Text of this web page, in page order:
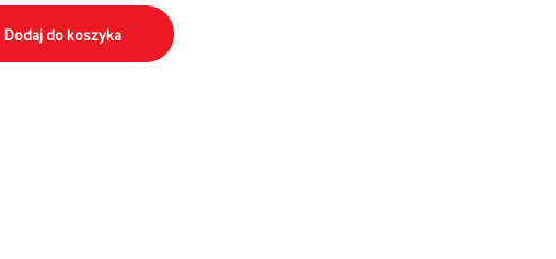
Dodaj do koszyka